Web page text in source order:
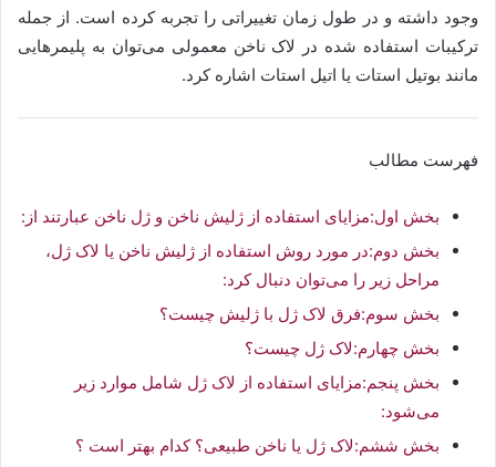
وجود داشته و در طول زمان تغییراتی را تجربه کرده است. از جمله
ترکیبات استفاده شده در لاک ناخن معمولی می‌توان به پلیمرهایی
مانند بوتیل استات یا اتیل استات اشاره کرد.
فهرست مطالب
بخش اول:مزایای استفاده از ژلیش ناخن و ژل ناخن عبارتند از:
بخش دوم:در مورد روش استفاده از ژلیش ناخن یا لاک ژل،
مراحل زیر را می‌توان دنبال کرد:
بخش سوم:فرق لاک ژل با ژلیش چیست؟
بخش چهارم:لاک ژل چیست؟
بخش پنجم:مزایای استفاده از لاک ژل شامل موارد زیر
می‌شود:
بخش ششم:لاک ژل یا ناخن طبیعی؟ کدام بهتر است ؟